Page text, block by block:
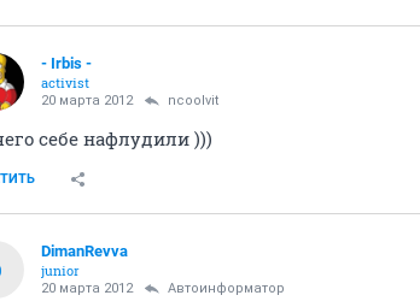
- Irbis -
activist
20 марта 2012 ncoolvit
себе нафлудили )))
DimanRevva
junior
20 марта 2012 Автоинформатор